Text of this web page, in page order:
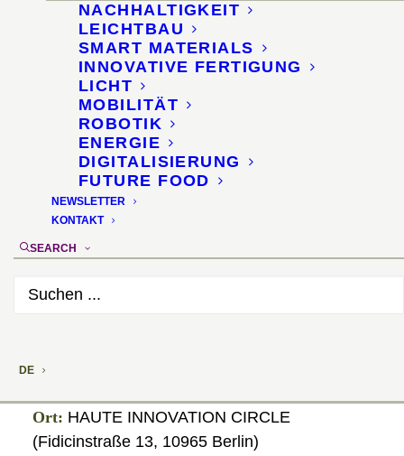
NACHHALTIGKEIT
LEICHTBAU
SMART MATERIALS
INNOVATIVE FERTIGUNG
LICHT
MOBILITÄT
ROBOTIK
ENERGIE
DIGITALISIERUNG
FUTURE FOOD
NEWSLETTER
KONTAKT
SEARCH
DE
3D-Drucken für die
Architektur und das
Bauwesen
Abendevent zu
generativen
10. Dezember 2015 · 18:00–21:00
Ort: HAUTE INNOVATION CIRCLE
(Fidicinstraße 13, 10965 Berlin)